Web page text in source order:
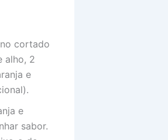
cortado
alho, 2
e
e
sabor.